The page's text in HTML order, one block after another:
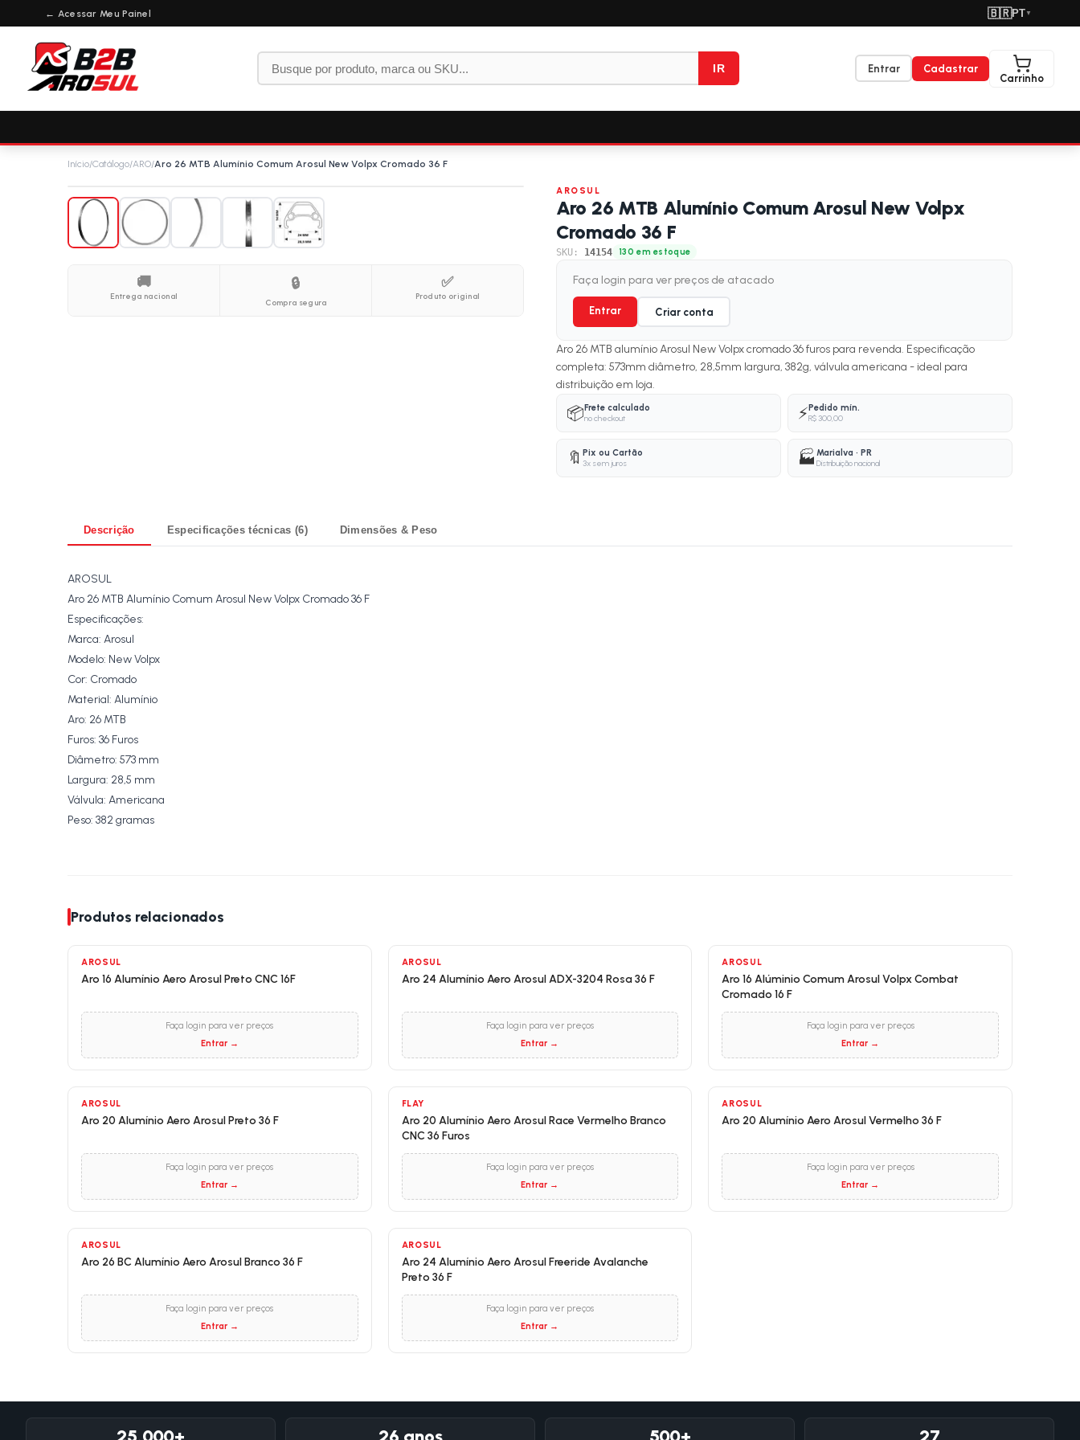
← Acessar Meu Painel 🇧🇷PT ▼
IR Entrar
Cadastrar
Carrinho
Início/Catálogo/ARO/Aro 26 MTB Alumínio Comum Arosul New Volpx Cromado 36 F
🚚
Entrega nacional
🔒
Compra segura
✅
Produto original
AROSUL
Aro 26 MTB Alumínio Comum Arosul New Volpx
Cromado 36 F
SKU: 14154 130 em estoque
Faça login para ver preços de atacado
Entrar Criar conta
Aro 26 MTB alumínio Arosul New Volpx cromado 36 furos para revenda. Especificação
completa: 573mm diâmetro, 28,5mm largura, 382g, válvula americana - ideal para
distribuição em loja.
📦Frete calculado
no checkout
⚡Pedido mín.
R$ 300,00
🔖 Pix ou Cartão
3x sem juros
🏭 Marialva · PR
Distribuição nacional
Descrição Especificações técnicas (6) Dimensões & Peso
AROSUL
Aro 26 MTB Alumínio Comum Arosul New Volpx Cromado 36 F
Especificações:
Marca: Arosul
Modelo: New Volpx
Cor: Cromado
Material: Alumínio
Aro: 26 MTB
Furos: 36 Furos
Diâmetro: 573 mm
Largura: 28,5 mm
Válvula: Americana
Peso: 382 gramas
Produtos relacionados
AROSUL
Aro 16 Alumínio Aero Arosul Preto CNC 16F
Faça login para ver preços
Entrar →
AROSUL
Aro 24 Alumínio Aero Arosul ADX-3204 Rosa 36 F
Faça login para ver preços
Entrar →
AROSUL
Aro 16 Alúminio Comum Arosul Volpx Combat
Cromado 16 F
Faça login para ver preços
Entrar →
AROSUL
Aro 20 Alumínio Aero Arosul Preto 36 F
Faça login para ver preços
Entrar →
FLAY
Aro 20 Alumínio Aero Arosul Race Vermelho Branco
CNC 36 Furos
Faça login para ver preços
Entrar →
AROSUL
Aro 20 Alumínio Aero Arosul Vermelho 36 F
Faça login para ver preços
Entrar →
AROSUL
Aro 26 BC Alumínio Aero Arosul Branco 36 F
Faça login para ver preços
Entrar →
AROSUL
Aro 24 Alumínio Aero Arosul Freeride Avalanche
Preto 36 F
Faça login para ver preços
Entrar →